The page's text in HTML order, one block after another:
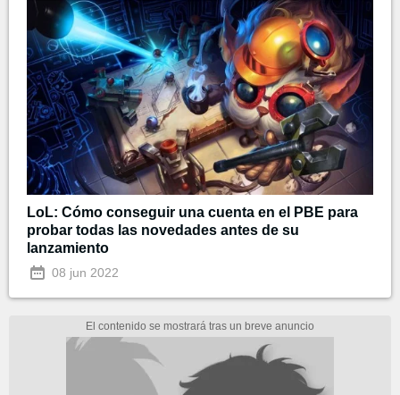
LoL: Cómo conseguir una cuenta en el PBE para
probar todas las novedades antes de su
lanzamiento
08 jun 2022